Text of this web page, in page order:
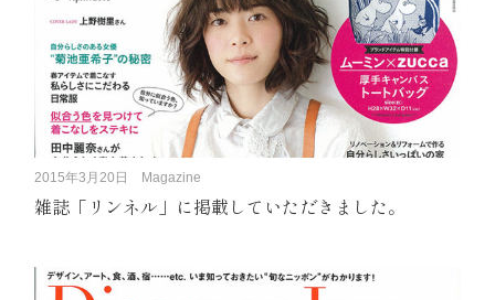
2015年3月20日 Magazine
雑誌「リンネル」に掲載していただきました。